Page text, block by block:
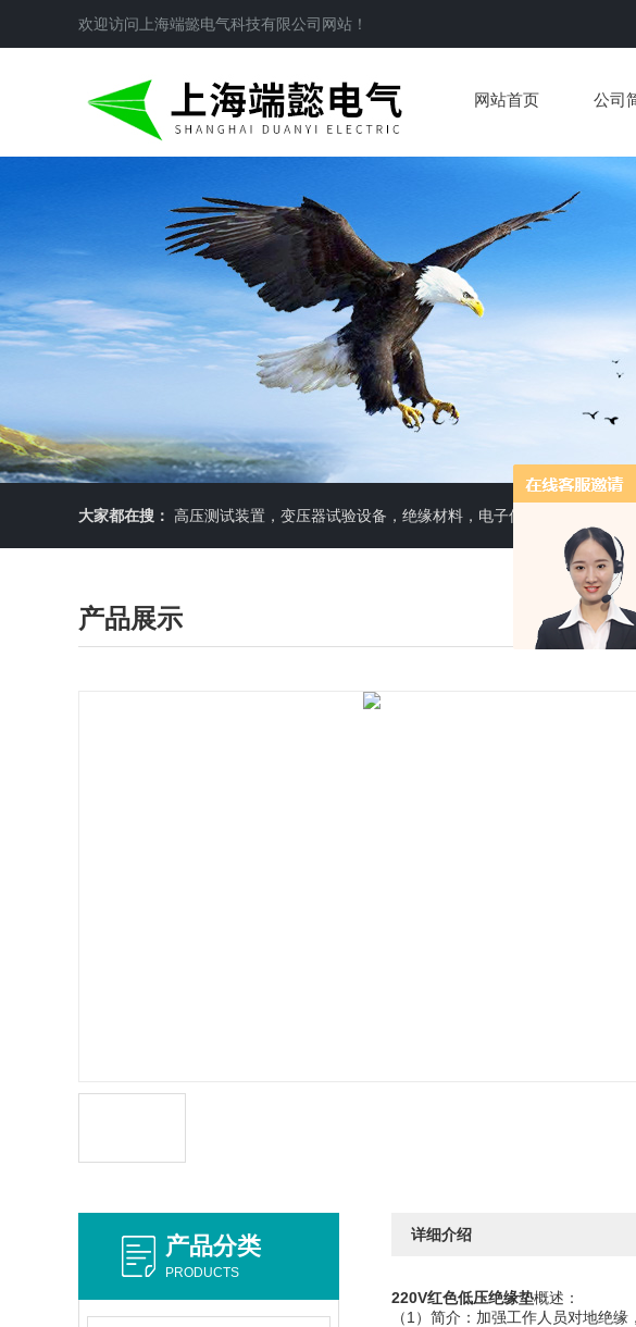
欢迎访问 上海端懿电气科技有限公司 网站！
网站首页 公司
大家都在搜： 高压测试装置，变压器试验设备，绝缘材料，电子仪器仪表
产品展示
产品分类
PRODUCTS
详细介绍
220V红色低压绝缘垫概述：
（1）简介：加强工作人员对地绝